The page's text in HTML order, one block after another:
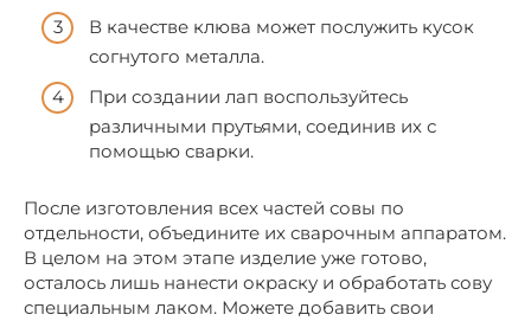
В качестве клюва может послужить кусок
согнутого металла.
При создании лап воспользуйтесь
различными прутьями, соединив их с
помощью сварки.
После изготовления всех частей совы по
отдельности, объедините их сварочным аппаратом.
В целом на этом этапе изделие уже готово,
осталось лишь нанести окраску и обработать сову
специальным лаком. Можете добавить свои